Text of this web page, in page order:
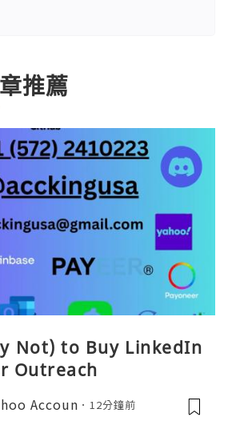
推薦
Not) to Buy LinkedIn
Outreach
Accoun 12分鐘前